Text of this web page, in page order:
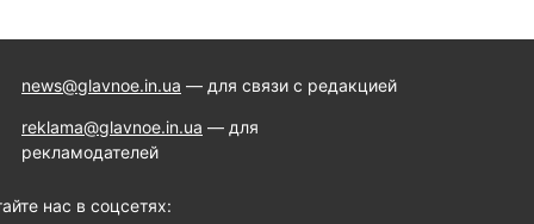
news@glavnoe.in.ua — для связи с редакцией
reklama@glavnoe.in.ua — для
рекламодателей
нас в соцсетях: